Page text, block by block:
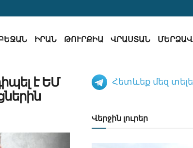
ԻՐԱՆ ԹՈՒՐՔԻԱ ՎՐԱՍՏԱՆ
է ԵՄ Հետևեք մեզ
Վերջին լուրեր